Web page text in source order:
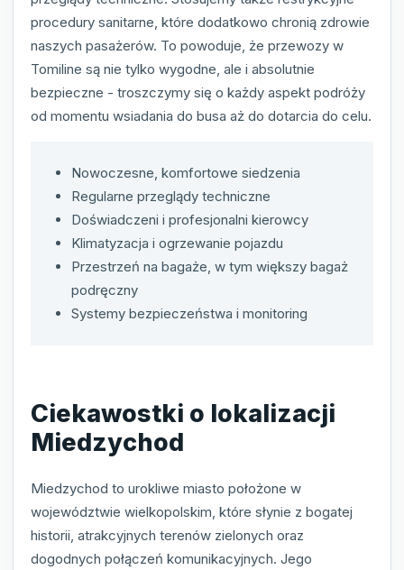
procedury sanitarne, które dodatkowo chronią zdrowie
naszych pasażerów. To powoduje, że przewozy w
Tomiline są nie tylko wygodne, ale i absolutnie
bezpieczne - troszczymy się o każdy aspekt podróży
od momentu wsiadania do busa aż do dotarcia do celu.
Nowoczesne, komfortowe siedzenia
Regularne przeglądy techniczne
Doświadczeni i profesjonalni kierowcy
Klimatyzacja i ogrzewanie pojazdu
Przestrzeń na bagaże, w tym większy bagaż
podręczny
Systemy bezpieczeństwa i monitoring
Ciekawostki o lokalizacji
Miedzychod
Miedzychod to urokliwe miasto położone w
województwie wielkopolskim, które słynie z bogatej
historii, atrakcyjnych terenów zielonych oraz
dogodnych połączeń komunikacyjnych. Jego